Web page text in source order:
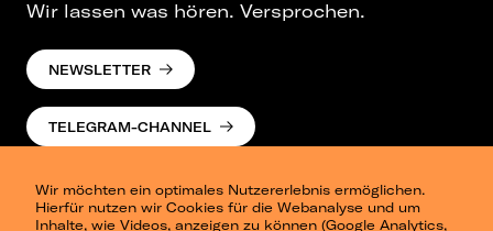
Wir möchten ein optimales Nutzererlebnis ermöglichen.
Hierfür nutzen wir Cookies für die Webanalyse und um
Inhalte, wie Videos, anzeigen zu können (Google Analytics,
Wir lassen was hören. Versprochen.
NEWSLETTER
TELEGRAM-CHANNEL